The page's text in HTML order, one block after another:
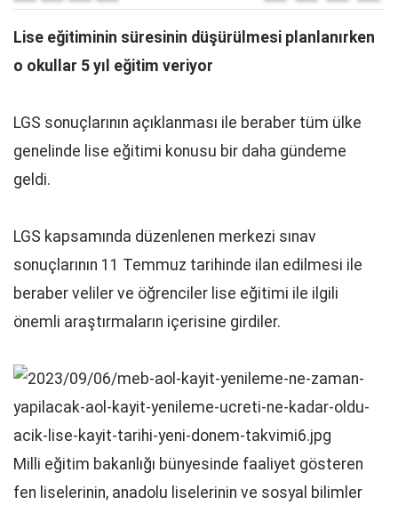
Lise eğitiminin süresinin düşürülmesi planlanırken
o okullar 5 yıl eğitim veriyor
LGS sonuçlarının açıklanması ile beraber tüm ülke
genelinde lise eğitimi konusu bir daha gündeme
geldi.
LGS kapsamında düzenlenen merkezi sınav
sonuçlarının 11 Temmuz tarihinde ilan edilmesi ile
beraber veliler ve öğrenciler lise eğitimi ile ilgili
önemli araştırmaların içerisine girdiler.
Milli eğitim bakanlığı bünyesinde faaliyet gösteren
fen liselerinin, anadolu liselerinin ve sosyal bilimler